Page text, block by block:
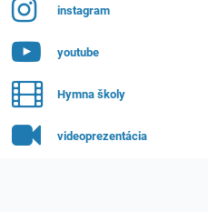
instagram
youtube
Hymna školy
videoprezentácia